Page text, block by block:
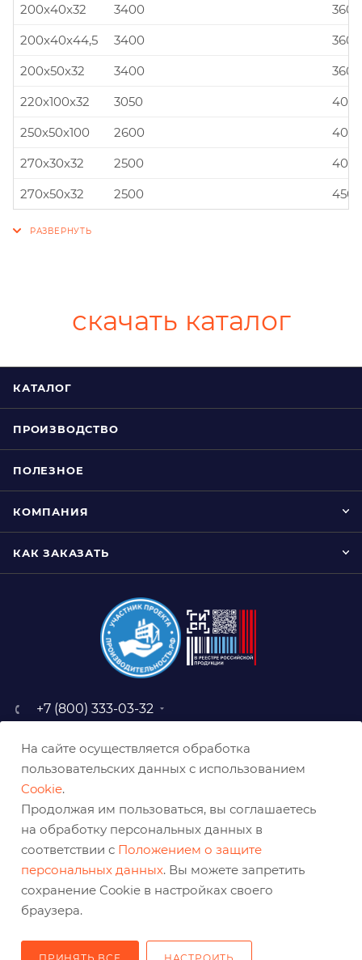
200x40x32
3400
200x40x44,5
3400
200x50x32
3400
220x100x32
3050
250x50x100
2600
270x30x32
2500
270x50x32
2500
скачать каталог
КАТАЛОГ
ПРОИЗВОДСТВО
ПОЛЕЗНОЕ
КОМПАНИЯ
КАК ЗАКАЗАТЬ
+7 (800) 333-03-32
baz@belabraziv.ru
308009, Россия, г. Белгород,
На сайте осуществляется обработка
пользовательских данных с использованием
Cookie.
Продолжая им пользоваться, вы соглашаетесь
на обработку персональных данных в
соответствии с Положением о защите
персональных данных. Вы можете запретить
сохранение Cookie в настройках своего
браузера.